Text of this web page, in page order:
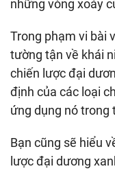
những vòng xoáy
Trong phạm vi bài
tường tận về khái
chiến lược đại
định của các loại
ứng dụng nó trong
Bạn cũng sẽ hiểu
lược đại dương